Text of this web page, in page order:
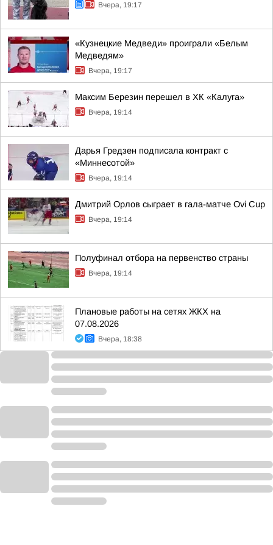
Вчера, 19:17
«Кузнецкие Медведи» проиграли «Белым
Медведям»
Вчера, 19:17
Максим Березин перешел в ХК «Калуга»
Вчера, 19:14
Дарья Гредзен подписала контракт с
«Миннесотой»
Вчера, 19:14
Дмитрий Орлов сыграет в гала-матче Ovi Cup
Вчера, 19:14
Полуфинал отбора на первенство страны
Вчера, 19:14
Плановые работы на сетях ЖКХ на
07.08.2026
Вчера, 18:38